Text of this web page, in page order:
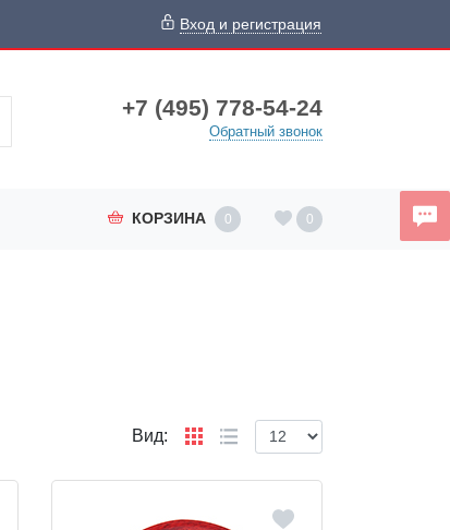
Вход и регистрация
+7 (495) 778-54-24
Обратный звонок
КОРЗИНА 0 0
Вид: